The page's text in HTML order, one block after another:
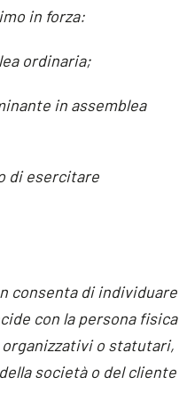
in forza:
ordinaria;
in assemblea
di esercitare
consenta di individuare
con la persona fisica
o statutari,
società o del cliente